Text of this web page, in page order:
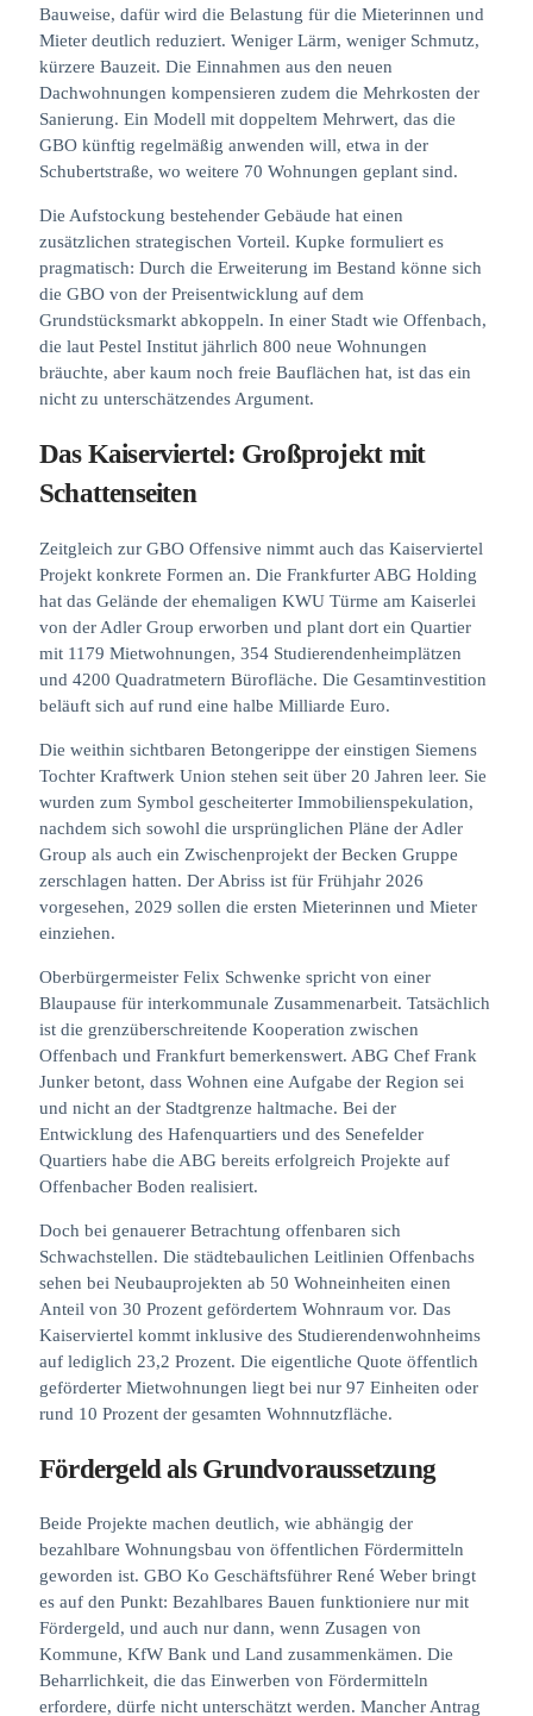
Bauweise, dafür wird die Belastung für die Mieterinnen und
Mieter deutlich reduziert. Weniger Lärm, weniger Schmutz,
kürzere Bauzeit. Die Einnahmen aus den neuen
Dachwohnungen kompensieren zudem die Mehrkosten der
Sanierung. Ein Modell mit doppeltem Mehrwert, das die
GBO künftig regelmäßig anwenden will, etwa in der
Schubertstraße, wo weitere 70 Wohnungen geplant sind.
Die Aufstockung bestehender Gebäude hat einen
zusätzlichen strategischen Vorteil. Kupke formuliert es
pragmatisch: Durch die Erweiterung im Bestand könne sich
die GBO von der Preisentwicklung auf dem
Grundstücksmarkt abkoppeln. In einer Stadt wie Offenbach,
die laut Pestel Institut jährlich 800 neue Wohnungen
bräuchte, aber kaum noch freie Bauflächen hat, ist das ein
nicht zu unterschätzendes Argument.
Das Kaiserviertel: Großprojekt mit
Schattenseiten
Zeitgleich zur GBO Offensive nimmt auch das Kaiserviertel
Projekt konkrete Formen an. Die Frankfurter ABG Holding
hat das Gelände der ehemaligen KWU Türme am Kaiserlei
von der Adler Group erworben und plant dort ein Quartier
mit 1179 Mietwohnungen, 354 Studierendenheimplätzen
und 4200 Quadratmetern Bürofläche. Die Gesamtinvestition
beläuft sich auf rund eine halbe Milliarde Euro.
Die weithin sichtbaren Betongerippe der einstigen Siemens
Tochter Kraftwerk Union stehen seit über 20 Jahren leer. Sie
wurden zum Symbol gescheiterter Immobilienspekulation,
nachdem sich sowohl die ursprünglichen Pläne der Adler
Group als auch ein Zwischenprojekt der Becken Gruppe
zerschlagen hatten. Der Abriss ist für Frühjahr 2026
vorgesehen, 2029 sollen die ersten Mieterinnen und Mieter
einziehen.
Oberbürgermeister Felix Schwenke spricht von einer
Blaupause für interkommunale Zusammenarbeit. Tatsächlich
ist die grenzüberschreitende Kooperation zwischen
Offenbach und Frankfurt bemerkenswert. ABG Chef Frank
Junker betont, dass Wohnen eine Aufgabe der Region sei
und nicht an der Stadtgrenze haltmache. Bei der
Entwicklung des Hafenquartiers und des Senefelder
Quartiers habe die ABG bereits erfolgreich Projekte auf
Offenbacher Boden realisiert.
Doch bei genauerer Betrachtung offenbaren sich
Schwachstellen. Die städtebaulichen Leitlinien Offenbachs
sehen bei Neubauprojekten ab 50 Wohneinheiten einen
Anteil von 30 Prozent gefördertem Wohnraum vor. Das
Kaiserviertel kommt inklusive des Studierendenwohnheims
auf lediglich 23,2 Prozent. Die eigentliche Quote öffentlich
geförderter Mietwohnungen liegt bei nur 97 Einheiten oder
rund 10 Prozent der gesamten Wohnnutzfläche.
Fördergeld als Grundvoraussetzung
Beide Projekte machen deutlich, wie abhängig der
bezahlbare Wohnungsbau von öffentlichen Fördermitteln
geworden ist. GBO Ko Geschäftsführer René Weber bringt
es auf den Punkt: Bezahlbares Bauen funktioniere nur mit
Fördergeld, und auch nur dann, wenn Zusagen von
Kommune, KfW Bank und Land zusammenkämen. Die
Beharrlichkeit, die das Einwerben von Fördermitteln
erfordere, dürfe nicht unterschätzt werden. Mancher Antrag